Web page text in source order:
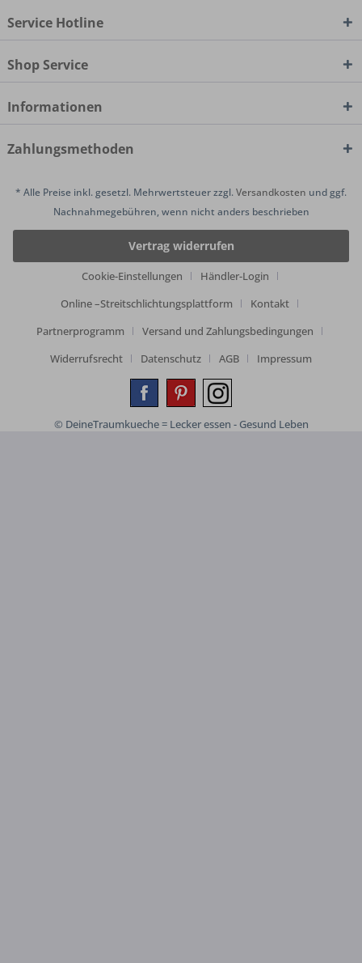
Service Hotline
Shop Service
Informationen
Zahlungsmethoden
* Alle Preise inkl. gesetzl. Mehrwertsteuer zzgl.Versandkosten und ggf.
Nachnahmegebühren, wenn nicht anders beschrieben
Vertrag widerrufen
Cookie-Einstellungen
Händler-Login
Online –Streitschlichtungsplattform
Kontakt
Partnerprogramm
Versand und Zahlungsbedingungen
Widerrufsrecht
Datenschutz AGB Impressum
© DeineTraumkueche = Lecker essen - Gesund Leben